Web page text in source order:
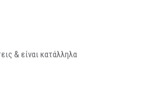
& είναι κατάλληλα